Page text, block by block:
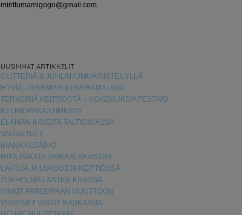
minttumamigogo@gmail.com
UUSIMMAT ARTIKKELIT
GLITTERIÄ & JUHLAHUMUA RISTEILYLLÄ
HYVIÄ, PAREMPIA & PARHAITA UNIA
TERVEISIÄ KEITTIÖSTÄ – KOKEMUKSIA FESTIVO
KYLMIÖPAKASTIMESTA
ELÄMÄN IHMEITÄ TALTIOIMASSA
VAUVA TULI!
IHANA KESÄIHO
MITÄ PAKATA SAIRAALAKASSIIN
LAATUA JA LUKSUSTA KEITTIÖSSÄ
TUKHOLMA LASTEN KANSSA
VINKIT PAREMPAAN MUUTTOON
VIIMEISET VIIKOT RASKAANA